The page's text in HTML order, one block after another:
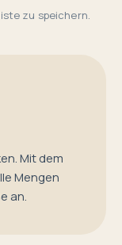
zu speichern.
Mit dem
Mengen
an.